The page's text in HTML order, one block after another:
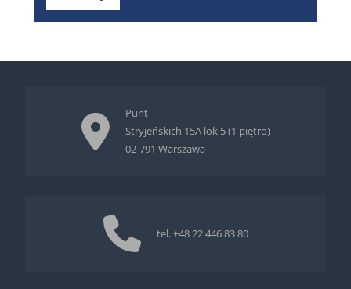
Punt
Stryjeńskich 15A lok 5 (1 piętro)
02-791 Warszawa
tel. +48 22 446 83 80